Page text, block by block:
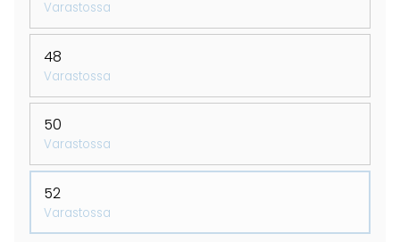
Varastossa
48
Varastossa
50
Varastossa
52
Varastossa